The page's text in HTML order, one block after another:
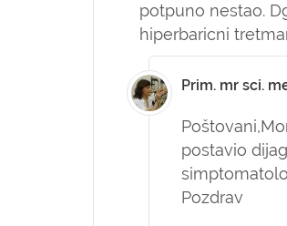
potpuno nestao.
hiperbaricni
Prim. mr sci.
Poštovani,
postavio
Pozdrav